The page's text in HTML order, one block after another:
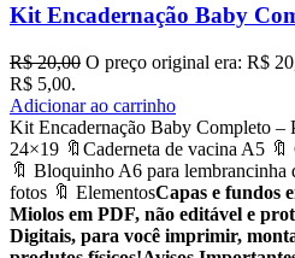
Kit Encadernação Baby
R$20,00 O preço original era: R$
R$ 5,00.
Adicionar ao carrinho
Kit Encadernação Baby Completo –
24×19 🔖Caderneta de vacina A5
🔖 Bloquinho A6 para lembrancinha
fotos 🔖 ElementosCapas e fundos
Miolos em PDF, não editável e
Digitais, para você imprimir,